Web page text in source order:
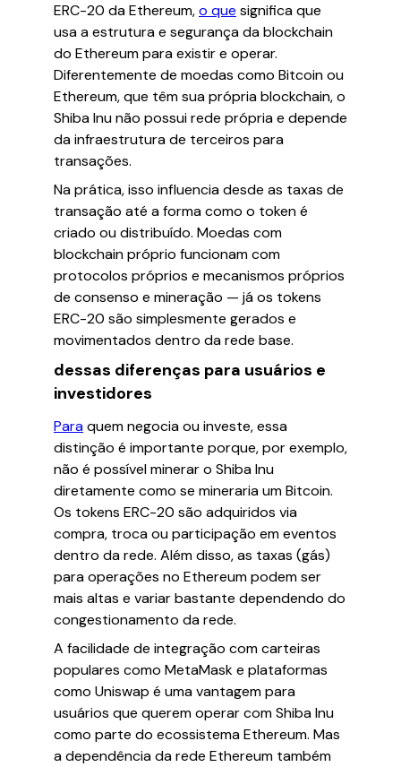
ERC-20 da Ethereum,o que significa que
usa a estrutura e segurança da blockchain
do Ethereum para existir e operar.
Diferentemente de moedas como Bitcoin ou
Ethereum, que têm sua própria blockchain, o
Shiba Inu não possui rede própria e depende
da infraestrutura de terceiros para
transações.
Na prática, isso influencia desde as taxas de
transação até a forma como o token é
criado ou distribuído. Moedas com
blockchain próprio funcionam com
protocolos próprios e mecanismos próprios
de consenso e mineração — já os tokens
ERC-20 são simplesmente gerados e
movimentados dentro da rede base.
dessas diferenças para usuários e
investidores
Paraquem negocia ou investe, essa
distinção é importante porque, por exemplo,
não é possível minerar o Shiba Inu
diretamente como se mineraria um Bitcoin.
Os tokens ERC-20 são adquiridos via
compra, troca ou participação em eventos
dentro da rede. Além disso, as taxas (gás)
para operações no Ethereum podem ser
mais altas e variar bastante dependendo do
congestionamento da rede.
A facilidade de integração com carteiras
populares como MetaMask e plataformas
como Uniswap é uma vantagem para
usuários que querem operar com Shiba Inu
como parte do ecossistema Ethereum. Mas
a dependência da rede Ethereum também